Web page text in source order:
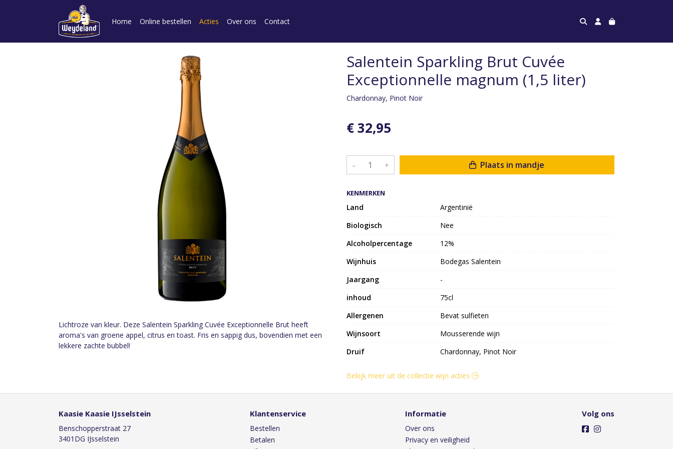
Home Online bestellen Acties Over ons Contact
Lichtroze van kleur. Deze Salentein Sparkling Cuvée Exceptionnelle Brut heeft
aroma's van groene appel, citrus en toast. Fris en sappig dus, bovendien met een
lekkere zachte bubbel!
Salentein Sparkling Brut Cuvée
Exceptionnelle magnum (1,5 liter)
Chardonnay, Pinot Noir
€ 32,95
– + Plaats in mandje
KENMERKEN
Land
Argentinië
Biologisch
Nee
Alcoholpercentage
12%
Wijnhuis
Bodegas Salentein
Jaargang
-
inhoud
75cl
Allergenen
Bevat sulfieten
Wijnsoort
Mousserende wijn
Druif
Chardonnay, Pinot Noir
Bekijk meer uit de collectie wijn acties
Kaasie Kaasie IJsselstein
Benschopperstraat 27
3401DG IJsselstein
Klantenservice
Bestellen
Betalen
Informatie
Over ons
Privacy en veiligheid
Volg ons